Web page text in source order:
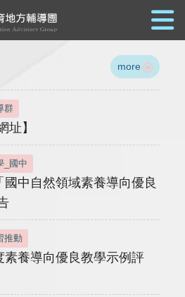
more
群
址】
_國中
中自然領域素養導向優良
推動
素養導向優良教學示例評